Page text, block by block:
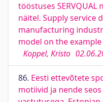
tööstuses
näitel. Supply service
manufacturing
model on the
Koppel, Kristo
86. Eesti ettevõtete
motiivid ja nende